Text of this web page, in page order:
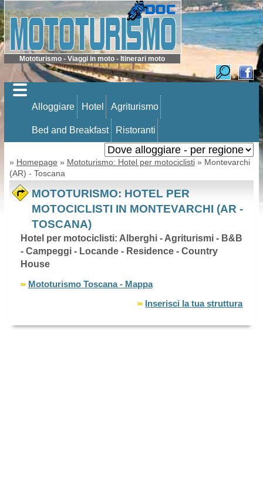
Mototurismo - Viaggi in moto - Itinerari moto
Alloggiare Hotel Agriturismo
Bed and Breakfast Ristoranti
» Homepage » Mototurismo: Hotel per motociclisti» Montevarchi
(AR) - Toscana
MOTOTURISMO: HOTEL PER
MOTOCICLISTI IN MONTEVARCHI (AR -
TOSCANA)
Hotel per motociclisti: Alberghi - Agriturismi - B&B
- Campeggi - Locande - Residence - Country
House
Mototurismo Toscana - Mappa
Inserisci la tua struttura